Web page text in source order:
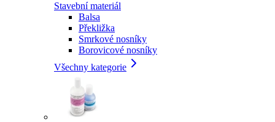
Stavební materiál
Balsa
Překližka
Smrkové nosníky
Borovicové nosníky
Všechny kategorie